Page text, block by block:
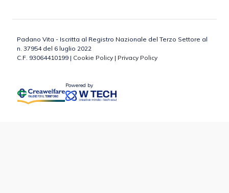
Padano Vita - Iscritta al Registro Nazionale del Terzo Settore al
n. 37954 del 6 luglio 2022
C.F. 93064410199 | Cookie Policy | Privacy Policy
Powered by